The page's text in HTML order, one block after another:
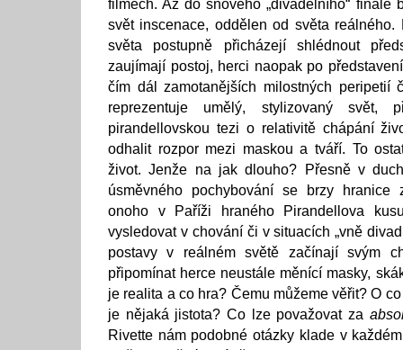
filmech. Až do snového „divadelního“ finále
svět inscenace, oddělen od světa reálného.
světa postupně přicházejí shlédnout
zaujímají postoj, herci naopak po
čím dál zamotanějších milostných peripetií
reprezentuje umělý, stylizovaný svět,
pirandellovskou tezi o relativitě chápání
odhalit rozpor mezi maskou a tváří. To
život. Jenže na jak dlouho? Přesně v
úsměvného pochybování se brzy hranice
onoho v Paříži hraného Pirandellova
vysledovat v chování či v situacích „vně
postavy v reálném světě začínají svým
připomínat herce neustále měnící masky,
je realita a co hra? Čemu můžeme věřit? O
je nějaká jistota? Co lze považovat za
Rivette nám podobné otázky klade v